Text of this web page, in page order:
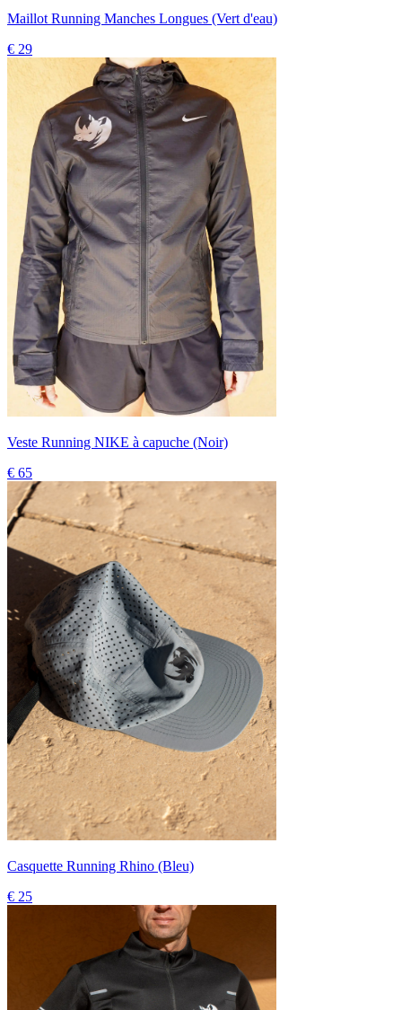
Maillot Running Manches Longues (Vert d'eau)
€ 29
Veste Running NIKE à capuche (Noir)
€ 65
Casquette Running Rhino (Bleu)
€ 25